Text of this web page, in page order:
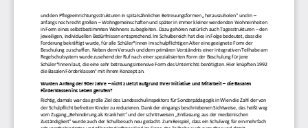
und den Pflegeeinrichtungsstrukturen in spitalsähnlichen Betreuungsformen „herauszuholen“ und in –
anfangs noch recht großen –Wohngemeinschaften und später in immer kleiner werdenden Wohneinheiten
in Form eines selbstbestimmten Wohnens zu begleiten. Dazu gehören natürlich auch Tagesstrukturen –den
jeweiligen, individuellen Bedürfnissen entsprechend.Im Schulbereich hat dies in Folge bedeutet, dass die
Forderung bekräftigt wurde, für alle Schüler*innen im schulpflichtigen Alter eine geeignete Form der
Beschulung zu schaffen. Neben dem Versuch und dem primären Verständnis einer integrativen Teilhabe am
Regelschulsystem wurde zusehend der Ruf nach einer spezialisierten Form der Beschulung für jene
Schüler*innen laut, die eine sehr betreuungsintensive Form des Unterrichts benötigten. Hier knüpften 1992
die Basalen Förderklassen1 mit ihrem Konzept an.
Wurden Anfang der 90er Jahre –nicht zuletzt aufgrund Ihrer Initiative und Mitarbeit– die Basalen
Förderklassen ins Leben gerufen?
Richtig, damals war das große Ziel des Landesschulinspektors für Sonderpädagogik in Wien die Zahl der von
der Schulpflicht befreiten Kinder zu reduzieren. Dank der eingangs beschriebenen Sichtweise, das heißt weg
vom Zugang „Behinderung als Krankheit“ und der schrittweisen „Entlassung aus der medizinischen
Zuständigkeit“ wurde auch der Schulbesuch neu gedacht. Zum Beispiel, dass ein Schulweg für ein mehrfach